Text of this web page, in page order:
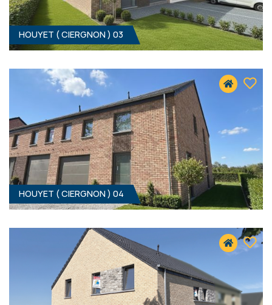
5560 CIERGNON
319 000 € HF*
5560 CIERGNON
309 000 € HF*
HOUYET ( CIERGNON ) 03
HOUYET ( CIERGNON ) 04